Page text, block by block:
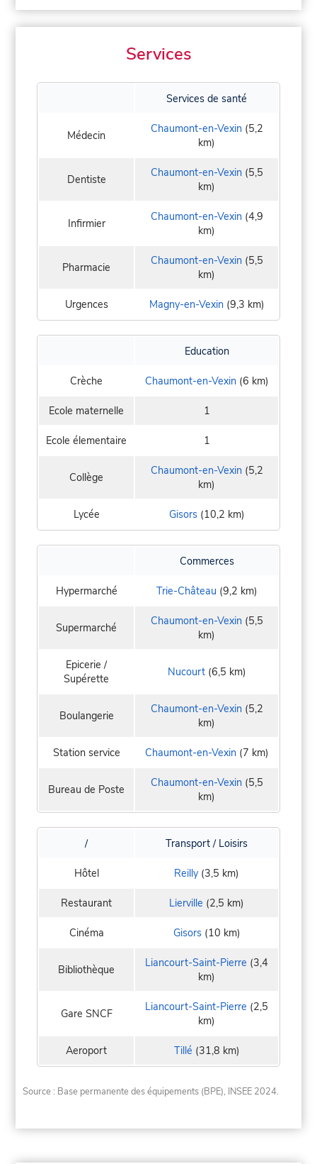
Services
Services de santé
Médecin Chaumont-en-Vexin(5,2
km)
Dentiste Chaumont-en-Vexin(5,5
km)
Infirmier Chaumont-en-Vexin(4,9
km)
Pharmacie Chaumont-en-Vexin(5,5
km)
Urgences Magny-en-Vexin(9,3 km)
Education
Crèche Chaumont-en-Vexin(6 km)
Ecole maternelle 1
Ecole élementaire 1
Collège Chaumont-en-Vexin(5,2
km)
Lycée Gisors(10,2 km)
Commerces
Hypermarché Trie-Château (9,2 km)
Supermarché Chaumont-en-Vexin(5,5
km)
Epicerie /
Supérette
Nucourt(6,5 km)
Boulangerie Chaumont-en-Vexin(5,2
km)
Station service Chaumont-en-Vexin(7 km)
Bureau de Poste Chaumont-en-Vexin(5,5
km)
/ Transport / Loisirs
Hôtel Reilly (3,5 km)
Restaurant Lierville (2,5 km)
Cinéma Gisors(10 km)
Bibliothèque Liancourt-Saint-Pierre (3,4
km)
Gare SNCF Liancourt-Saint-Pierre (2,5
km)
Aeroport Tillé (31,8 km)
Source : Base permanente des équipements (BPE), INSEE 2024.